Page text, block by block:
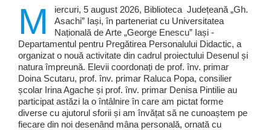
M
iercuri, 5 august 2026, Biblioteca Județeană „Gh.
Asachi” Iași, în parteneriat cu Universitatea
Națională de Arte „George Enescu” Iași -
Departamentul pentru Pregătirea Personalului Didactic, a
organizat o nouă activitate din cadrul proiectului Desenul și
natura împreună. Elevii coordonați de prof. înv. primar
Doina Scutaru, prof. înv. primar Raluca Popa, consilier
școlar Irina Agache și prof. înv. primar Denisa Pintilie au
participat astăzi la o întâlnire în care am pictat forme
diverse cu ajutorul sforii și am învățat să ne cunoaștem pe
fiecare din noi desenând mâna personală, ornată cu